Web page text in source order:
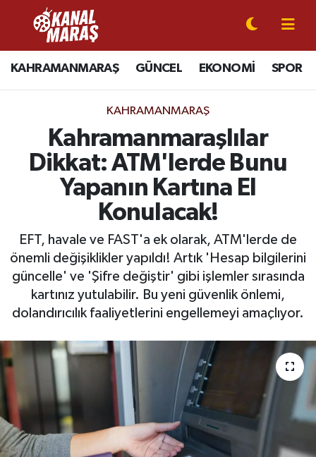
KAHRAMANMARAŞ GÜNCEL EKONOMİ SPOR
KAHRAMANMARAŞ
Kahramanmaraşlılar
Dikkat: ATM'lerde Bunu
Yapanın Kartına El
Konulacak!
EFT, havale ve FAST'a ek olarak, ATM'lerde de
önemli değişiklikler yapıldı! Artık 'Hesap bilgilerini
güncelle' ve 'Şifre değiştir' gibi işlemler sırasında
kartınız yutulabilir. Bu yeni güvenlik önlemi,
dolandırıcılık faaliyetlerini engellemeyi amaçlıyor.
CANLI YAYIN
KAHRAMANMARAŞ
SPOR
SİYASET
EKONOMİ
GÜNDEM
MAGAZİN
SAĞLIK
EĞİTİM
BÖLGE
KEŞFET
Kahramanmaraş Nöbetçi Eczaneler
Kahramanmaraş Hava Durumu
Kahramanmaraş Trafik Yoğunluk Haritası
Süper Lig Puan Durumu ve Fikstür
Tüm Manşetler
Son Dakika Haberleri
Haber Arşivi